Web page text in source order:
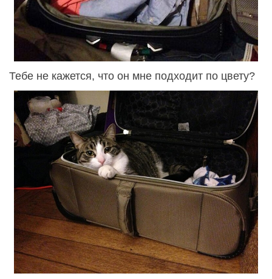
Тебе не кажется, что он мне подходит по цвету?